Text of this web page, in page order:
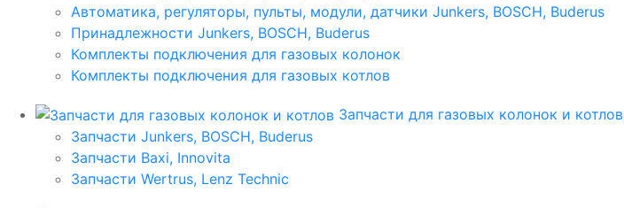
Автоматика, регуляторы, пульты, модули, датчики Junkers, BOSCH, Buderus
Принадлежности Junkers, BOSCH, Buderus
Комплекты подключения для газовых колонок
Комплекты подключения для газовых котлов
Запчасти для газовых колонок и котлов
Запчасти Junkers, BOSCH, Buderus
Запчасти Baxi, Innovita
Запчасти Wertrus, Lenz Technic